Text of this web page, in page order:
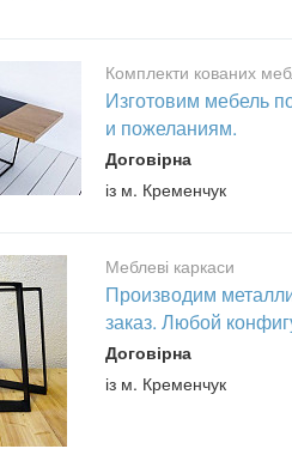
Комплекти кованих
Изготовим мебель
и пожеланиям.
Договірна
із м. Кременчук
Меблеві каркаси
Производим
заказ. Любой
Договірна
із м. Кременчук